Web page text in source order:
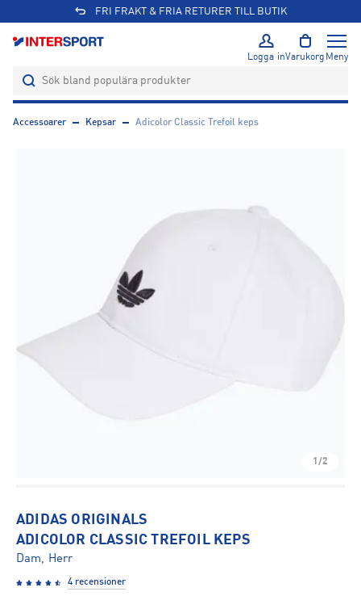
FRI FRAKT & FRIA RETURER TILL BUTIK
Logga inVarukorg Meny
Accessoarer Kepsar Adicolor Classic Trefoil keps
1/2
ADIDAS ORIGINALS
ADICOLOR CLASSIC TREFOIL KEPS
Dam, Herr
4 recensioner